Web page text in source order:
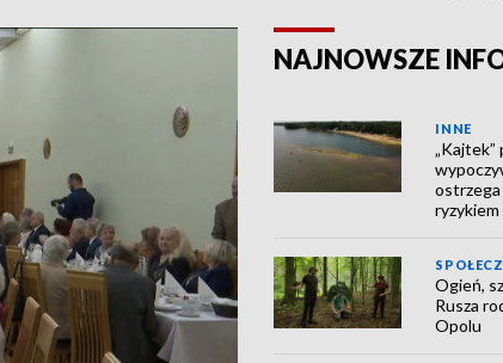
NAJNOWSZE
INNE
„Kajtek”
ryzykiem
Ogień,
Rusza
Opolu